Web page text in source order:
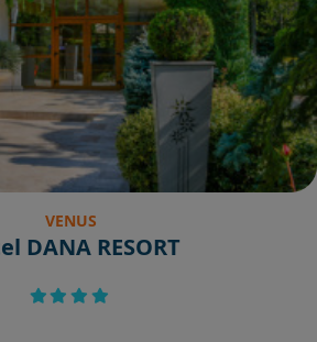
VENUS
DANA RESORT